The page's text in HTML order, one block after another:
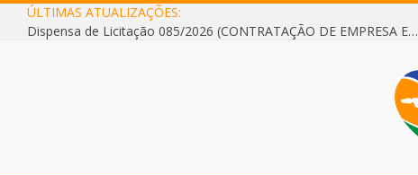
ÚLTIMAS ATUALIZAÇÕES:
Dispensa de Licitação 085/2026 (CONTRATAÇÃO DE EMPRESA ESPECIALIZADA NA FABRICAÇÃO DE MÓVEIS SOB MEDIDA COM ESTRUTURA METÁLICA EM METALON PARA ATENDIMENTO DAS NECESSIDADES DA SALA SIMOV DA EMEF MADRE MARIA VIGANÓ)